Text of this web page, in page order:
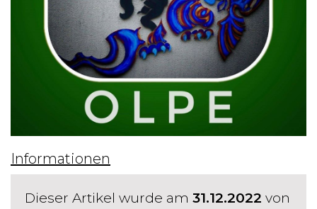
Informationen
Dieser Artikel wurde am 31.12.2022 von